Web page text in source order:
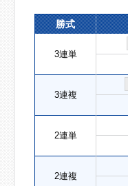
勝式
3連単
3連複
2連単
2連複